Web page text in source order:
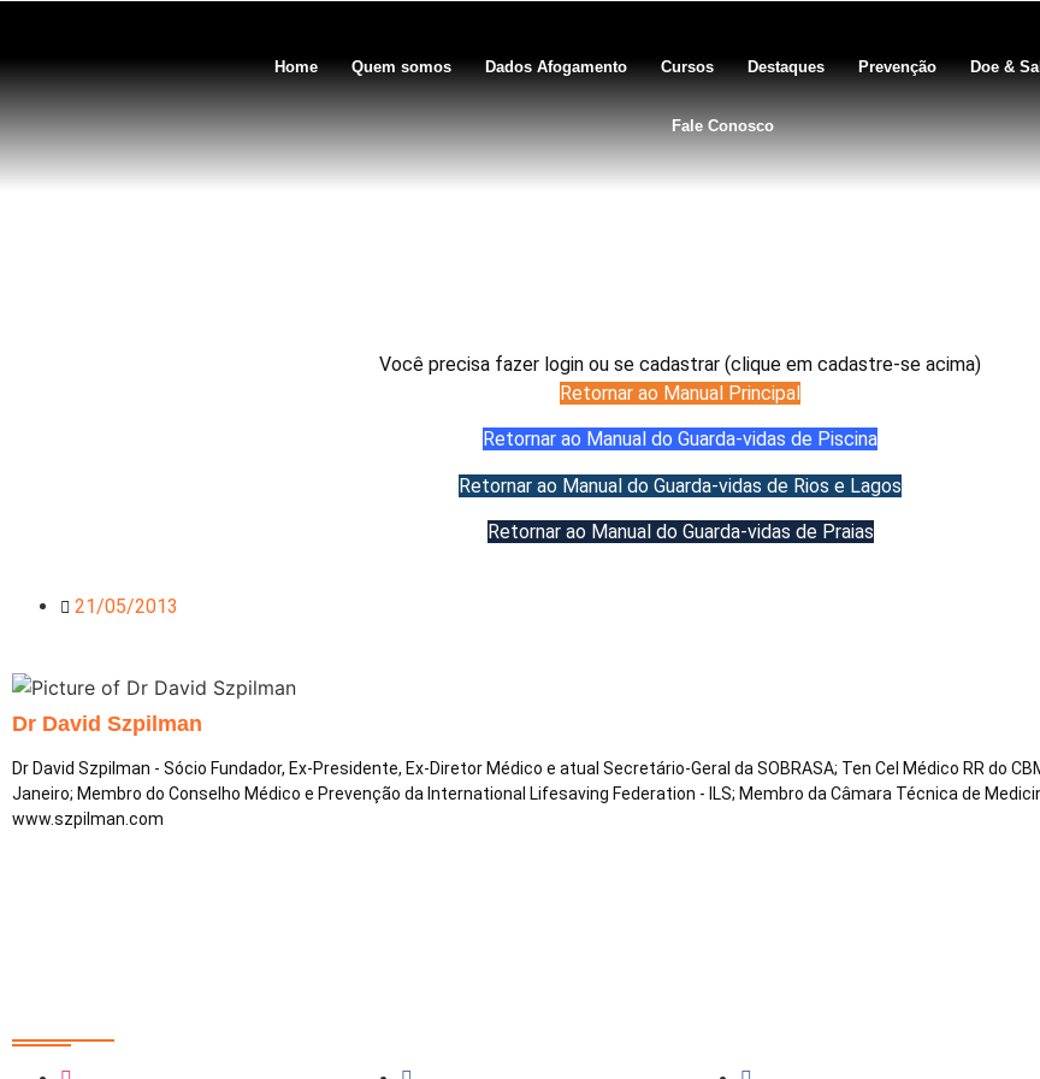
Home Quem somos Dados Afogamento Cursos Destaques Prevenção Doe &
Fale Conosco
Cap.8.c – Pier e Quebra-Mar
Você precisa fazer login ou se cadastrar (clique em cadastre-se acima)
Retornar ao Manual Principal
Retornar ao Manual do Guarda-vidas de Piscina
Retornar ao Manual do Guarda-vidas de Rios e Lagos
Retornar ao Manual do Guarda-vidas de Praias
21/05/2013
Dr David Szpilman
Dr David Szpilman - Sócio Fundador, Ex-Presidente, Ex-Diretor Médico e atual Secretário-Geral da SOBRASA; Ten Cel Médico RR do
Janeiro; Membro do Conselho Médico e Prevenção da International Lifesaving Federation - ILS; Membro da Câmara Técnica de
www.szpilman.com